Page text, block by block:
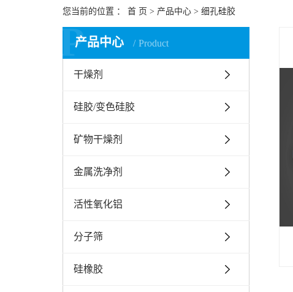
您当前的位置 ： 首 页 > 产品中心 > 细孔硅胶
产品中心 Product
P
干燥剂
硅胶/变色硅胶
矿物干燥剂
金属洗净剂
活性氧化铝
分子筛
硅橡胶